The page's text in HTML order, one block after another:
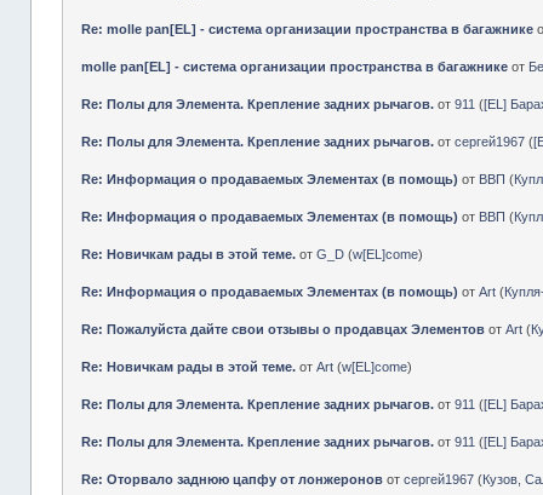
Re: molle pan[EL] - система организации пространства в багажнике
molle pan[EL] - система организации пространства в багажнике от
Re: Полы для Элемента. Крепление задних рычагов. от911 ([EL]
Re: Полы для Элемента. Крепление задних рычагов. отсергей1967 (
Re: Информация о продаваемых Элементах (в помощь) от ВВП (
Re: Информация о продаваемых Элементах (в помощь) от ВВП (
Re: Новичкам рады в этой теме. отG_D (w[EL]come)
Re: Информация о продаваемых Элементах (в помощь) отArt (
Re: Пожалуйста дайте свои отзывы о продавцах Элементов отArt (
Re: Новичкам рады в этой теме. отArt (w[EL]come)
Re: Полы для Элемента. Крепление задних рычагов. от911 ([EL]
Re: Полы для Элемента. Крепление задних рычагов. от911 ([EL]
Re: Оторвало заднюю цапфу от лонжеронов отсергей1967 (Кузов,